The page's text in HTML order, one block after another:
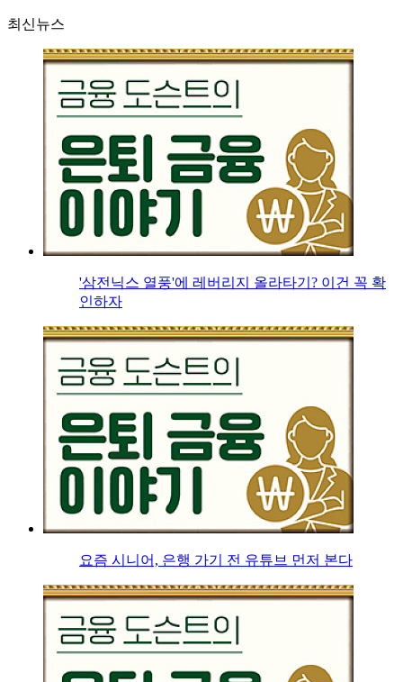
최신뉴스
'삼전닉스 열풍'에 레버리지 올라타기? 이건 꼭 확
인하자
요즘 시니어, 은행 가기 전 유튜브 먼저 본다